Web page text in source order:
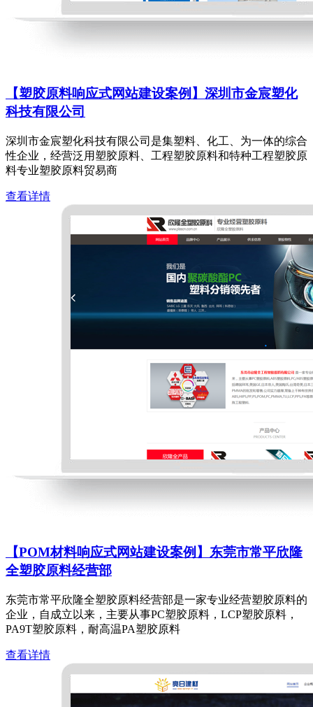
【塑胶原料响应式网站建设案例】深圳市金宸塑化
科技有限公司
深圳市金宸塑化科技有限公司是集塑料、化工、为一体的综合
性企业，经营泛用塑胶原料、工程塑胶原料和特种工程塑胶原
料专业塑胶原料贸易商
查看详情
【POM材料响应式网站建设案例】东莞市常平欣隆
全塑胶原料经营部
东莞市常平欣隆全塑胶原料经营部是一家专业经营塑胶原料的
企业，自成立以来，主要从事PC塑胶原料，LCP塑胶原料，
PA9T塑胶原料，耐高温PA塑胶原料
查看详情